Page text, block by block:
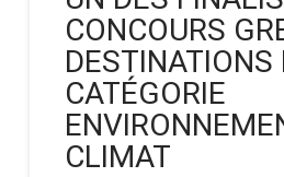
CONCOURS
CATÉGORIE
CLIMAT